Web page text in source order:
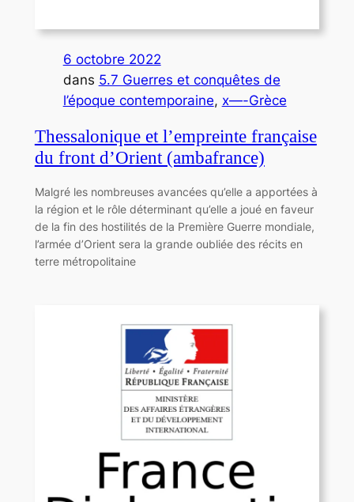
6 octobre 2022
dans 5.7 Guerres et conquêtes de
l’époque contemporaine, x—-Grèce
Thessalonique et l’empreinte française
du front d’Orient (ambafrance)
Malgré les nombreuses avancées qu’elle a apportées à
la région et le rôle déterminant qu’elle a joué en faveur
de la fin des hostilités de la Première Guerre mondiale,
l’armée d’Orient sera la grande oubliée des récits en
terre métropolitaine